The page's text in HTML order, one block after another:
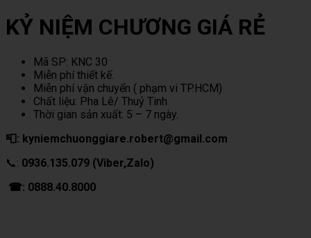
KỶ NIỆM CHƯƠNG GIÁ RẺ
Mã SP: KNC 30
Miễn phí thiết kế.
Miễn phí vận chuyển ( phạm vi TP.HCM)
Chất liệu: Pha Lê/ Thuỷ Tinh
Thời gian sản xuất: 5 – 7 ngày.
📮: kyniemchuonggiare.robert@gmail.com
📞: 0936.135.079 (Viber,Zalo)
☎: 0888.40.8000